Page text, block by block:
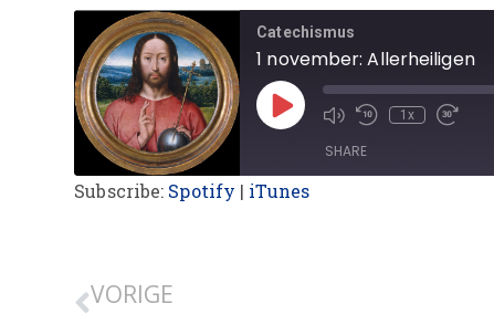
Catechismus
1 november: Allerheiligen
1x
SHARE
Subscribe: Spotify | iTunes
VORIGE